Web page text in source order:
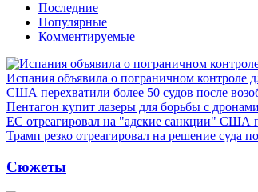
Последние
Популярные
Комментируемые
Испания объявила о пограничном контроле
США перехватили более 50 судов после
Пентагон купит лазеры для борьбы с
ЕС отреагировал на "адские санкции" США
Трамп резко отреагировал на решение суда
Сюжеты